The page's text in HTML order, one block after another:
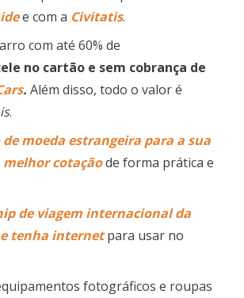
e com a Civitatis.
com até 60% de
no cartão e sem cobrança de
. Além disso, todo o valor é
.
moeda estrangeira para a sua
melhor cotaçãode forma prática e
de viagem internacionalda
tenha internetpara usar no
fotográficos e roupas